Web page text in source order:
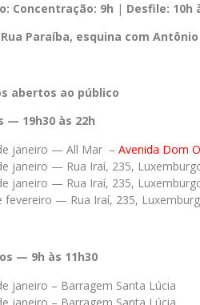
Concentração: 9h | Desfile: 10h
Rua Paraíba, esquina com
abertos ao público
— 19h30 às 22h
janeiro — All Mar – Avenida Dom
janeiro — Rua Iraí, 235,
janeiro — Rua Iraí, 235,
fevereiro — Rua Iraí, 235,
— 9h às 11h30
janeiro – Barragem Santa Lúcia